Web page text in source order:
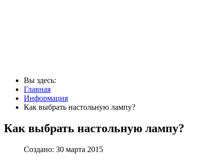
Вы здесь:
Главная
Информация
Как выбрать настольную лампу?
Как выбрать настольную лампу?
Создано: 30 марта 2015